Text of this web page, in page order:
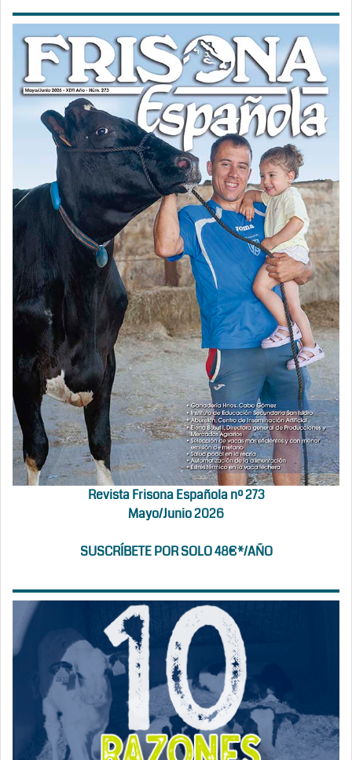
Revista Frisona Española nº 273
Mayo/Junio 2026
SUSCRÍBETE POR SOLO 48€*/AÑO